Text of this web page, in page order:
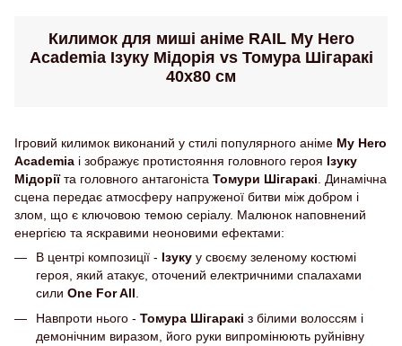
Килимок для миші аніме RAIL My Hero
Academia Ізуку Мідорія vs Томура Шігаракі
40х80 см
Ігровий килимок виконаний у стилі популярного аніме My Hero
Academia і зображує протистояння головного героя Ізуку
Мідоріїта головного антагоніста Томури Шігаракі . Динамічна
сцена передає атмосферу напруженої битви між добром і
злом, що є ключовою темою серіалу. Малюнок наповнений
енергією та яскравими неоновими ефектами:
В центрі композиції - Ізуку у своєму зеленому костюмі
героя, який атакує, оточений електричними спалахами
сили One For All
Навпроти нього - Томура Шігаракі з білими волоссям і
демонічним виразом, його руки випромінюють руйнівну